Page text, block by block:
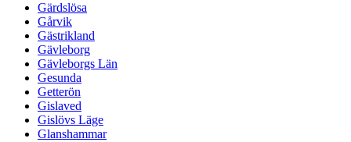
Gärdslösa
Gårvik
Gästrikland
Gävleborg
Gävleborgs Län
Gesunda
Getterön
Gislaved
Gislövs Läge
Glanshammar